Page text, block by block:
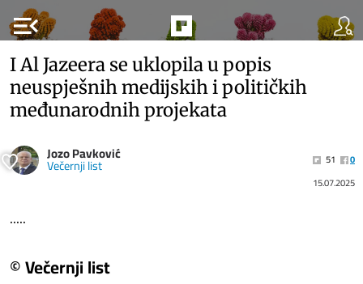
menu_open
I Al Jazeera se uklopila u popis
neuspješnih medijskih i političkih
međunarodnih projekata
Jozo Pavković
Večernji list 51
0
15.07.2025
.....
© Večernji list